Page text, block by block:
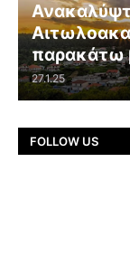
παρακάτω
27.1.25
FOLLOW US